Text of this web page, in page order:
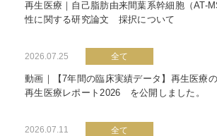
再生医療｜自己脂肪由来間葉系幹細胞（AT-
性に関する研究論文 採択について
2026.07.25 全て
動画｜【7年間の臨床実績データ】再生医療
再生医療レポート2026 を公開しました。
2026.07.11 全て